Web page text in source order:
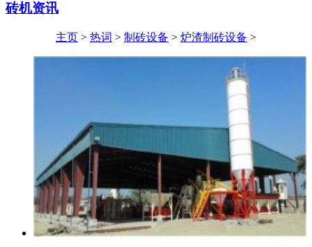
砖机资讯
主页 > 热词 > 制砖设备 > 炉渣制砖设备 >